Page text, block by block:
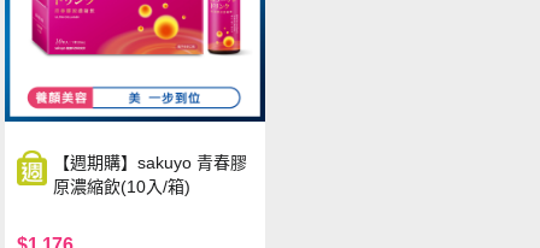
【週期購】sakuyo 青春膠
原濃縮飲(10入/箱)